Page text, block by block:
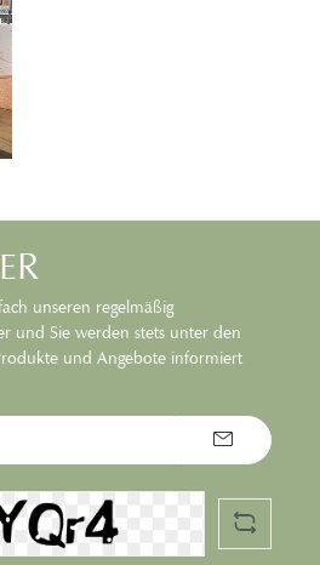
unseren regelmäßig
und Sie werden stets unter den
und Angebote informiert